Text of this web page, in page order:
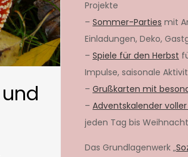
Projekte
– Sommer-Parties mit
Einladungen, Deko,
– Spiele für den Herbst
Impulse, saisonale
– Grußkarten mit
– Adventskalender
jeden Tag bis
Das Grundlagenwerk „